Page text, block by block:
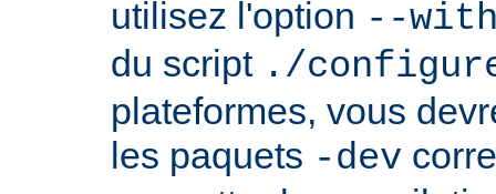
utilisez l'option --
du script ./
plateformes, vous
les paquets -dev